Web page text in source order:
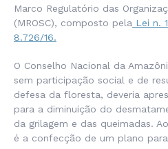
Marco Regulatório das
(MROSC), composto pela Lei n.
8.726/16.
O Conselho Nacional da
sem participação social e de
defesa da floresta, deveria
para a diminuição do
da grilagem e das queimadas.
é a confecção de um plano